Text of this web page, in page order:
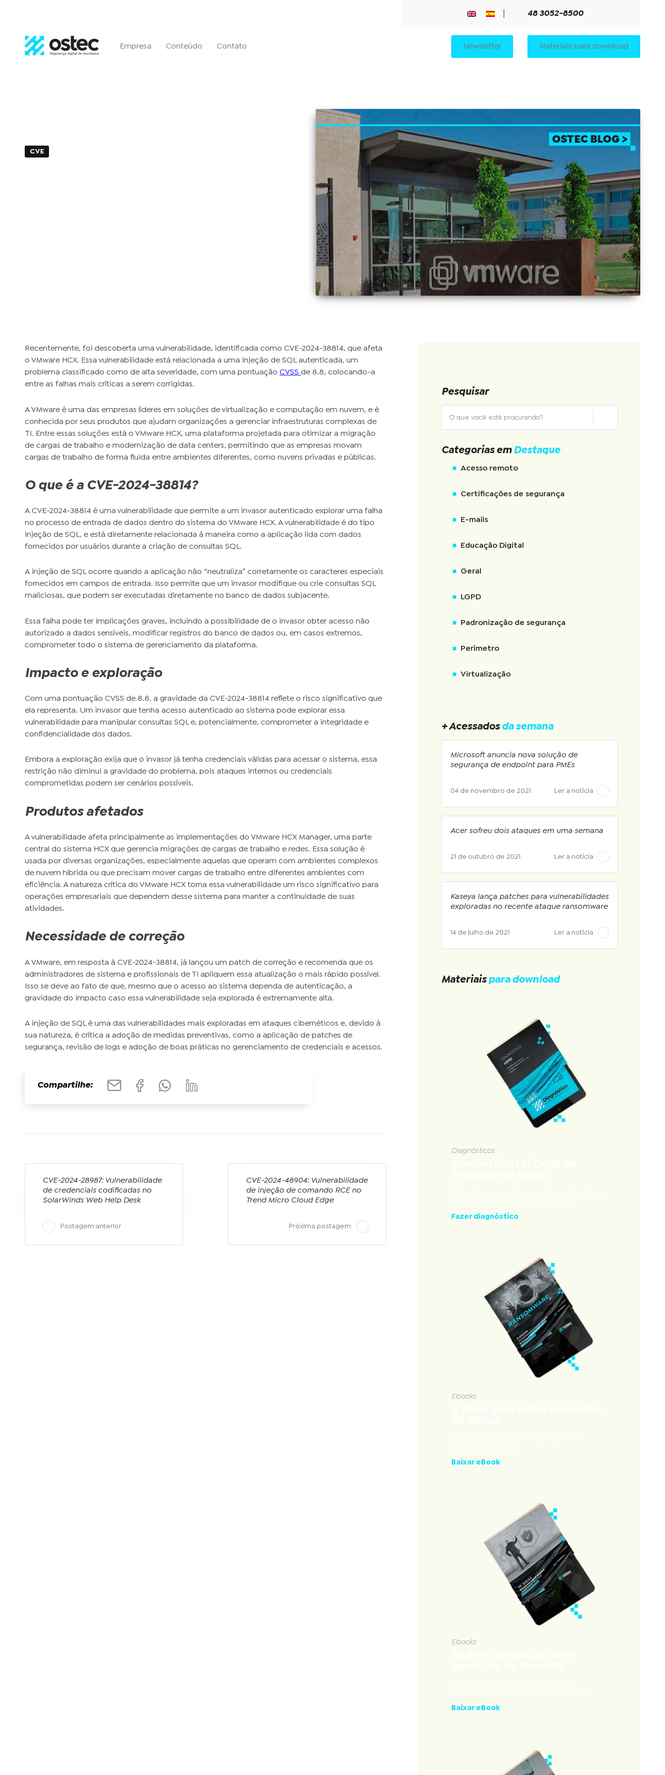
48 3052-8500
Empresa Conteúdo Contato Newsletter Materiais para download
CVE
Recentemente, foi descoberta uma vulnerabilidade, identificada como CVE-2024-38814, que afeta
o VMware HCX. Essa vulnerabilidade está relacionada a uma injeção de SQL autenticada, um
problema classificado como de alta severidade, com uma pontuação CVSS de 8.8, colocando-a
entre as falhas mais críticas a serem corrigidas.
A VMware é uma das empresas líderes em soluções de virtualização e computação em nuvem, e é
conhecida por seus produtos que ajudam organizações a gerenciar infraestruturas complexas de
TI. Entre essas soluções está o VMware HCX, uma plataforma projetada para otimizar a migração
de cargas de trabalho e modernização de data centers, permitindo que as empresas movam
cargas de trabalho de forma fluida entre ambientes diferentes, como nuvens privadas e públicas.
O que é a CVE-2024-38814?
A CVE-2024-38814 é uma vulnerabilidade que permite a um invasor autenticado explorar uma falha
no processo de entrada de dados dentro do sistema do VMware HCX. A vulnerabilidade é do tipo
injeção de SQL, e está diretamente relacionada à maneira como a aplicação lida com dados
fornecidos por usuários durante a criação de consultas SQL.
A injeção de SQL ocorre quando a aplicação não “neutraliza” corretamente os caracteres especiais
fornecidos em campos de entrada. Isso permite que um invasor modifique ou crie consultas SQL
maliciosas, que podem ser executadas diretamente no banco de dados subjacente.
Essa falha pode ter implicações graves, incluindo a possibilidade de o invasor obter acesso não
autorizado a dados sensíveis, modificar registros do banco de dados ou, em casos extremos,
comprometer todo o sistema de gerenciamento da plataforma.
Impacto e exploração
Com uma pontuação CVSS de 8.8, a gravidade da CVE-2024-38814 reflete o risco significativo que
ela representa. Um invasor que tenha acesso autenticado ao sistema pode explorar essa
vulnerabilidade para manipular consultas SQL e, potencialmente, comprometer a integridade e
confidencialidade dos dados.
Embora a exploração exija que o invasor já tenha credenciais válidas para acessar o sistema, essa
restrição não diminui a gravidade do problema, pois ataques internos ou credenciais
comprometidas podem ser cenários possíveis.
Produtos afetados
A vulnerabilidade afeta principalmente as implementações do VMware HCX Manager, uma parte
central do sistema HCX que gerencia migrações de cargas de trabalho e redes. Essa solução é
usada por diversas organizações, especialmente aquelas que operam com ambientes complexos
de nuvem híbrida ou que precisam mover cargas de trabalho entre diferentes ambientes com
eficiência. A natureza crítica do VMware HCX torna essa vulnerabilidade um risco significativo para
operações empresariais que dependem desse sistema para manter a continuidade de suas
atividades.
Necessidade de correção
A VMware, em resposta à CVE-2024-38814, já lançou um patch de correção e recomenda que os
administradores de sistema e profissionais de TI apliquem essa atualização o mais rápido possível.
Isso se deve ao fato de que, mesmo que o acesso ao sistema dependa de autenticação, a
gravidade do impacto caso essa vulnerabilidade seja explorada é extremamente alta.
A injeção de SQL é uma das vulnerabilidades mais exploradas em ataques cibernéticos e, devido à
sua natureza, é crítica a adoção de medidas preventivas, como a aplicação de patches de
segurança, revisão de logs e adoção de boas práticas no gerenciamento de credenciais e acessos.
Compartilhe:
CVE-2024-28987: Vulnerabilidade
de credenciais codificadas no
SolarWinds Web Help Desk
Postagem anterior
CVE-2024-48904: Vulnerabilidade
de injeção de comando RCE no
Trend Micro Cloud Edge
Próxima postagem
Pesquisar
Categorias em Destaque
Acesso remoto
Certificações de segurança
E-mails
Educação Digital
Geral
LGPD
Padronização de segurança
Perímetro
Virtualização
+ Acessados da semana
Microsoft anuncia nova solução de
segurança de endpoint para PMEs
04 de novembro de 2021 Ler a notícia
Acer sofreu dois ataques em uma semana
21 de outubro de 2021 Ler a notícia
Kaseya lança patches para vulnerabilidades
exploradas no recente ataque ransomware
14 de julho de 2021 Ler a notícia
Materiais para download
Diagnósticos
Fazer diagnóstico
Ebooks
Baixar eBook
Ebooks
Baixar eBook